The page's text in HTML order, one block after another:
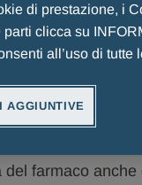
farmaco anche
di prestazione, i
clicca su
all’uso di
AGGIUNTIVE